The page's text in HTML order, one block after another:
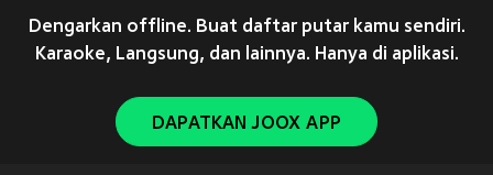
Dengarkan offline. Buat daftar putar kamu sendiri.
Karaoke, Langsung, dan lainnya. Hanya di aplikasi.
DAPATKAN JOOX APP